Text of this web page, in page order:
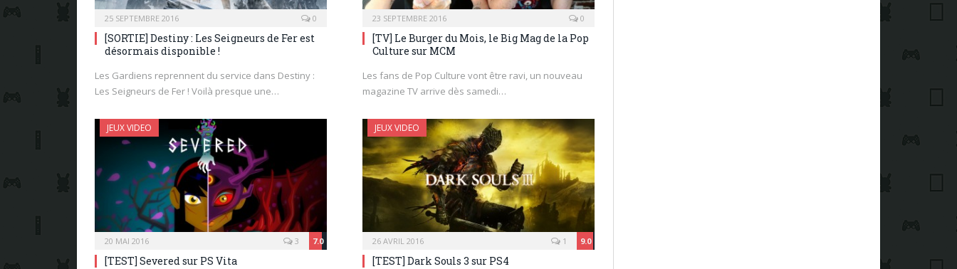
25 SEPTEMBRE 2016 0
[SORTIE] Destiny : Les Seigneurs de Fer est
désormais disponible !
Les Gardiens reprennent du service dans Destiny :
Les Seigneurs de Fer ! Voilà presque une…
23 SEPTEMBRE 2016 0
[TV] Le Burger du Mois, le Big Mag de la Pop
Culture sur MCM
Les fans de Pop Culture vont être ravi, un nouveau
magazine TV arrive dès samedi…
JEUX VIDEO
20 MAI 2016 7.0
3
[TEST] Severed sur PS Vita
JEUX VIDEO
26 AVRIL 2016 9.0
1
[TEST] Dark Souls 3 sur PS4